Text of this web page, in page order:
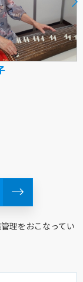
理をおこなってい